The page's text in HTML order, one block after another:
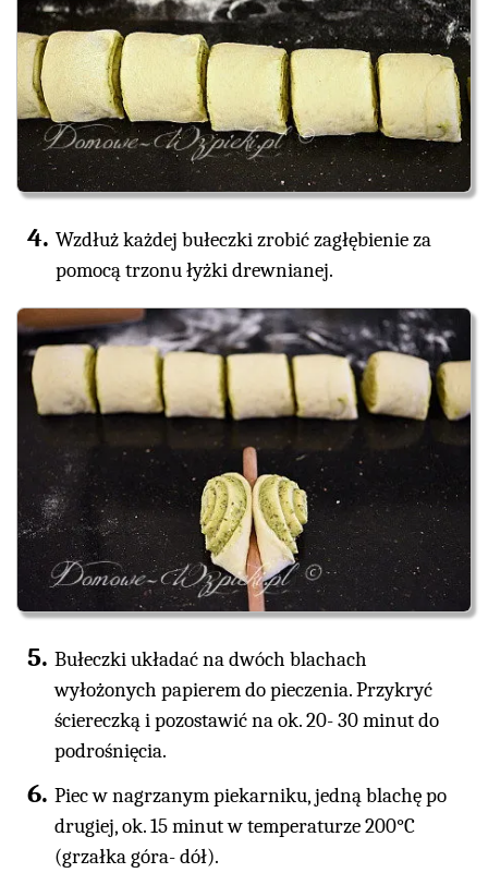
Wzdłuż każdej bułeczki zrobić zagłębienie za
pomocą trzonu łyżki drewnianej.
Bułeczki układać na dwóch blachach
wyłożonych papierem do pieczenia. Przykryć
ściereczką i pozostawić na ok. 20- 30 minut do
podrośnięcia.
Piec w nagrzanym piekarniku, jedną blachę po
drugiej, ok. 15 minut w temperaturze 200°C
(grzałka góra- dół).